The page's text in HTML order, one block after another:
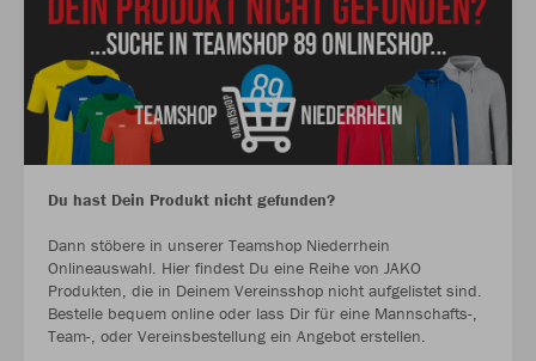
Du hast Dein Produkt nicht gefunden?
Dann stöbere in unserer Teamshop Niederrhein
Onlineauswahl. Hier findest Du eine Reihe von JAKO
Produkten, die in Deinem Vereinsshop nicht aufgelistet sind.
Bestelle bequem online oder lass Dir für eine Mannschafts-,
Team-, oder Vereinsbestellung ein Angebot erstellen.